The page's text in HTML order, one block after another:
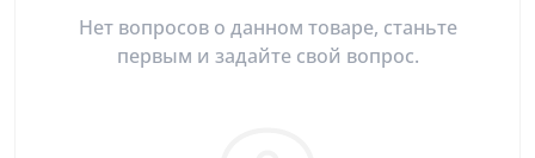
Нет вопросов о данном товаре, станьте
первым и задайте свой вопрос.